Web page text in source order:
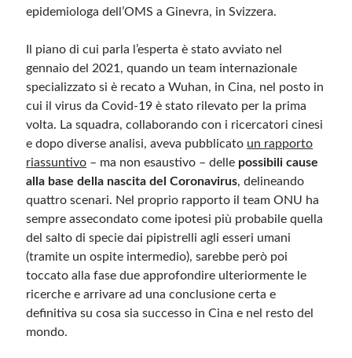
Feed dei commenti
epidemiologa dell’OMS a Ginevra, in Svizzera.
Il piano di cui parla l’esperta è stato avviato nel
gennaio del 2021, quando un team internazionale
specializzato si è recato a Wuhan, in Cina, nel posto in
cui il virus da Covid-19 è stato rilevato per la prima
volta. La squadra, collaborando con i ricercatori cinesi
e dopo diverse analisi, aveva pubblicato un rapporto
riassuntivo – ma non esaustivo – delle possibili cause
alla base della nascita del Coronavirus, delineando
quattro scenari. Nel proprio rapporto il team ONU ha
sempre assecondato come ipotesi più probabile quella
del salto di specie dai pipistrelli agli esseri umani
(tramite un ospite intermedio), sarebbe però poi
toccato alla fase due approfondire ulteriormente le
ricerche e arrivare ad una conclusione certa e
definitiva su cosa sia successo in Cina e nel resto del
mondo.